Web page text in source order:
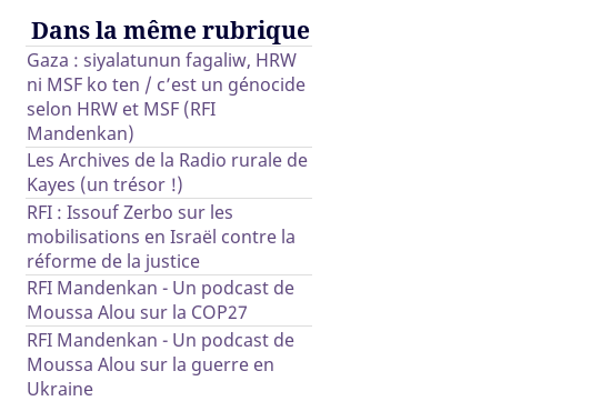
Dans la même rubrique
Gaza : siyalatunun fagaliw, HRW
ni MSF ko ten / c’est un génocide
selon HRW et MSF (RFI
Mandenkan)
Les Archives de la Radio rurale de
Kayes (un trésor !)
RFI : Issouf Zerbo sur les
mobilisations en Israël contre la
réforme de la justice
RFI Mandenkan - Un podcast de
Moussa Alou sur la COP27
RFI Mandenkan - Un podcast de
Moussa Alou sur la guerre en
Ukraine